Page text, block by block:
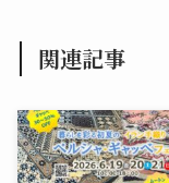
関連記事